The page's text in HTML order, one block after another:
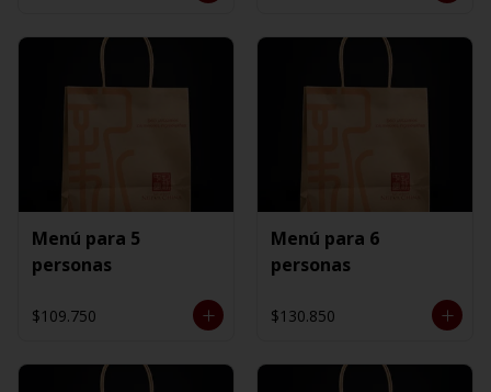
Menú para 5
personas
$109.750
Menú para 6
personas
$130.850